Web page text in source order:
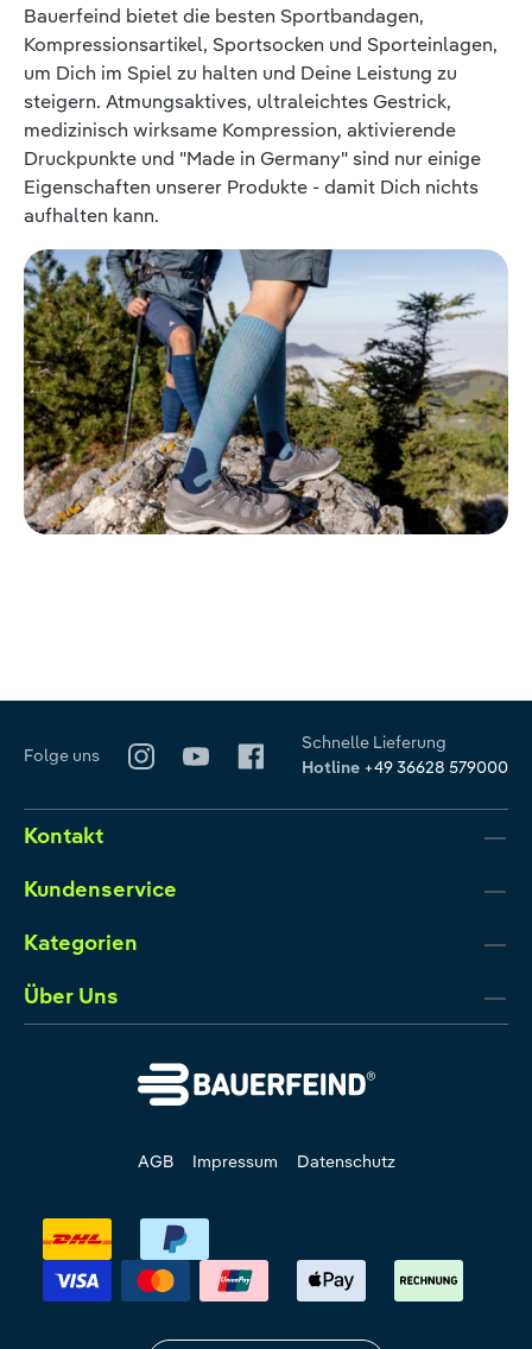
Bauerfeind bietet die besten Sportbandagen,
Kompressionsartikel, Sportsocken und Sporteinlagen,
um Dich im Spiel zu halten und Deine Leistung zu
steigern. Atmungsaktives, ultraleichtes Gestrick,
medizinisch wirksame Kompression, aktivierende
Druckpunkte und "Made in Germany" sind nur einige
Eigenschaften unserer Produkte - damit Dich nichts
aufhalten kann.
Folge uns
Schnelle Lieferung
Hotline +49 36628 579000
Kontakt
Kundenservice
Kategorien
Über Uns
AGB Impressum Datenschutz